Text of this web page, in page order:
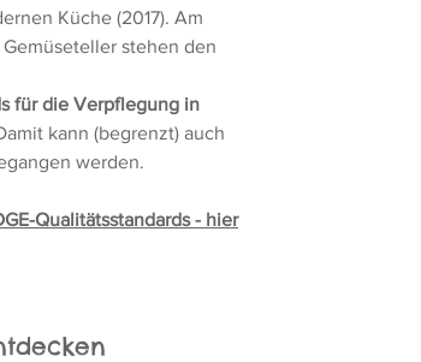
Küche (2017). Am
stehen den
für die Verpflegung in
kann (begrenzt) auch
werden.
Qualitätsstandards - hier